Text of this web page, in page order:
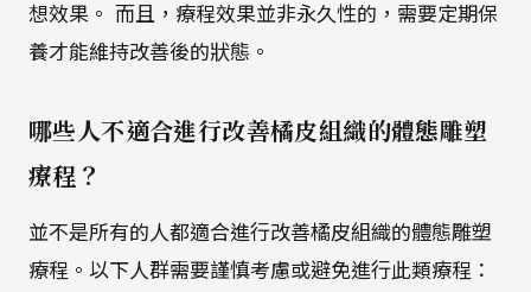
想效果。 而且，療程效果並非永久性的，需要定期保
養才能維持改善後的狀態。
哪些人不適合進行改善橘皮組織的體態雕塑
療程？
並不是所有的人都適合進行改善橘皮組織的體態雕塑
療程。以下人群需要謹慎考慮或避免進行此類療程：